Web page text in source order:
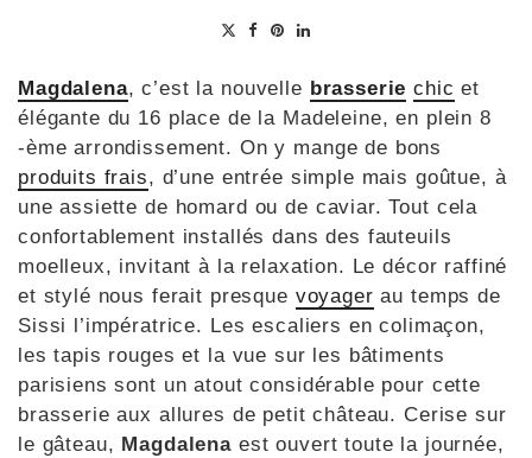
Magdalena, c’est la nouvelle brasserie chic et
élégante du 16 place de la Madeleine, en plein 8
-ème arrondissement. On y mange de bons
produits frais, d’une entrée simple mais goûtue, à
une assiette de homard ou de caviar. Tout cela
confortablement installés dans des fauteuils
moelleux, invitant à la relaxation. Le décor raffiné
et stylé nous ferait presque voyager au temps de
Sissi l’impératrice. Les escaliers en colimaçon,
les tapis rouges et la vue sur les bâtiments
parisiens sont un atout considérable pour cette
brasserie aux allures de petit château. Cerise sur
le gâteau, Magdalena est ouvert toute la journée,